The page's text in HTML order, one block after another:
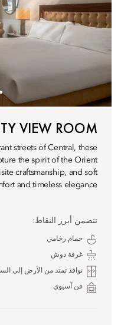
VIEW ROOM
streets of Central, these
the spirit of the Orient
craftsmanship, and soft
and timeless elegance.
تتضمن أبرز النقاط:
حمام رخامي
غرفة دوش
نوافذ تمتد من الأرض إلى
فن آسيوي